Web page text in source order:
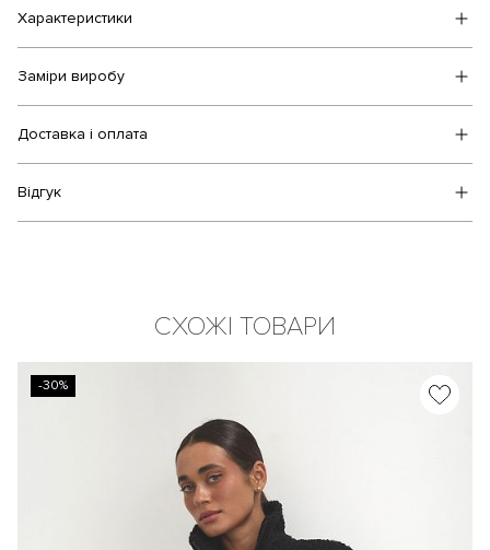
Характеристики
Заміри виробу
Доставка і оплата
Відгук
СХОЖІ ТОВАРИ
-30%